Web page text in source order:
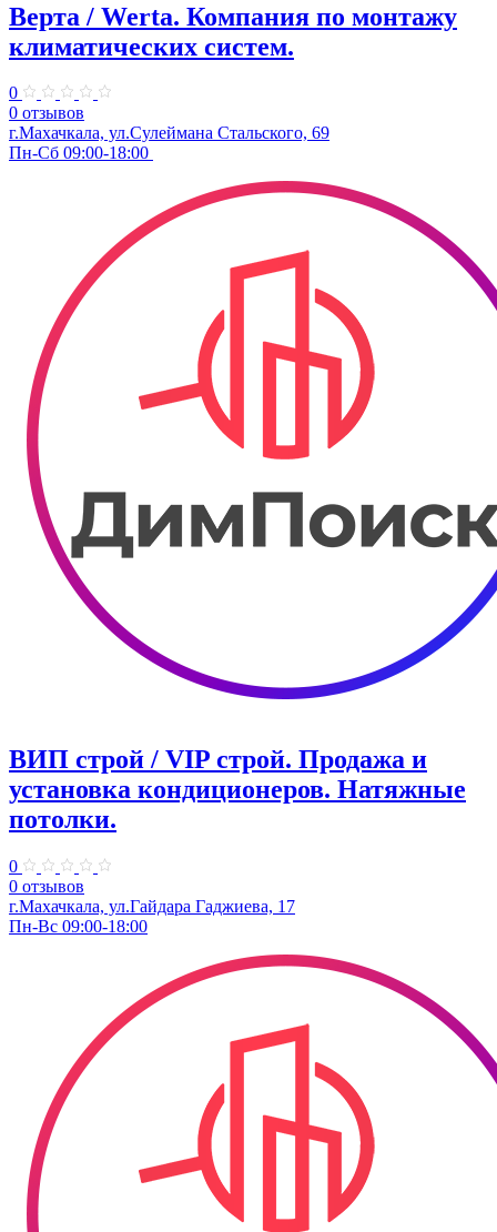
Верта / Werta. ​Компания по монтажу
климатических систем.
0
0 отзывов
г.Махачкала, ул.​​Сулеймана Стальского, 69
Пн-Сб 09:00-18:00 ​
ВИП строй / VIP строй. Продажа и
установка кондиционеров. Натяжные
потолки.
0
0 отзывов
г.Махачкала, ​ул.Гайдара Гаджиева, 17
Пн-Вс 09:00-18:00